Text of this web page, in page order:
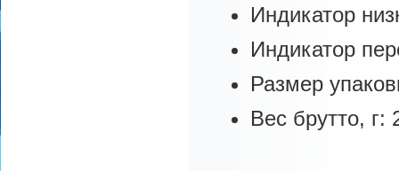
Индикатор
Индикатор
Размер
Вес брутто, г: